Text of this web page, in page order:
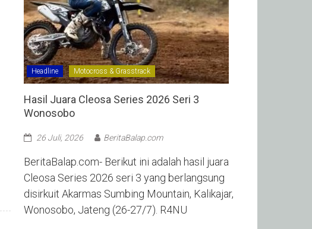
Headline Motocross & Grasstrack
Hasil Juara Cleosa Series 2026 Seri 3
Wonosobo ‎
26 Juli, 2026 BeritaBalap.com
BeritaBalap.com- Berikut ini adalah hasil juara
Cleosa Series 2026 seri 3 yang berlangsung
disirkuit Akarmas Sumbing Mountain, Kalikajar,
Wonosobo, Jateng (26-27/7). R4NU